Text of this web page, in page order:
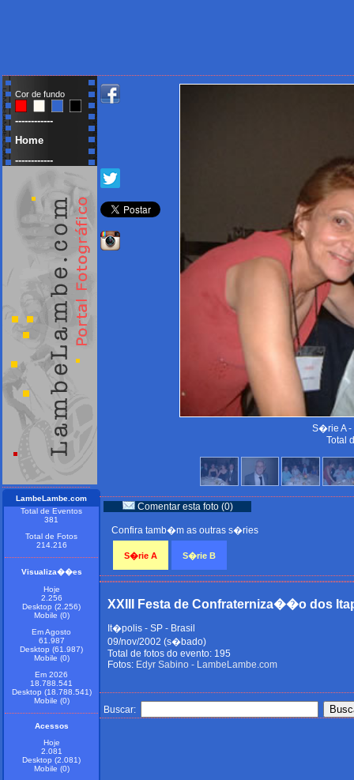
Cor de fundo
------------
Home
------------
LambeLambe.com
Total de Eventos
381
Total de Fotos
214.216
Visualiza��es
Hoje
2.256
Desktop (2.256)
Mobile (0)
Em Agosto
61.987
Desktop (61.987)
Mobile (0)
Em 2026
18.788.541
Desktop (18.788.541)
Mobile (0)
Acessos
Hoje
2.081
Desktop (2.081)
Mobile (0)
S�rie A -
Total
Comentar esta foto (0)
Confira tamb�m as outras s�ries
S�rie A S�rie B
XXIII Festa de Confraterniza��o dos
It�polis - SP - Brasil
09/nov/2002 (s�bado)
Total de fotos do evento: 195
Fotos: Edyr Sabino - LambeLambe.com
Buscar: